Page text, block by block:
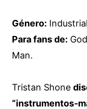
Género:
Para fans de:
Man.
Tristan Shone
“instrumentos-